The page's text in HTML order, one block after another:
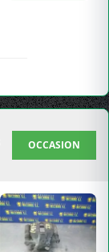
OCCASION